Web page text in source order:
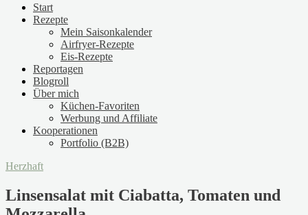
Start
Rezepte
Mein Saisonkalender
Airfryer-Rezepte
Eis-Rezepte
Reportagen
Blogroll
Über mich
Küchen-Favoriten
Werbung und Affiliate
Kooperationen
Portfolio (B2B)
Herzhaft
Linsensalat mit Ciabatta, Tomaten und